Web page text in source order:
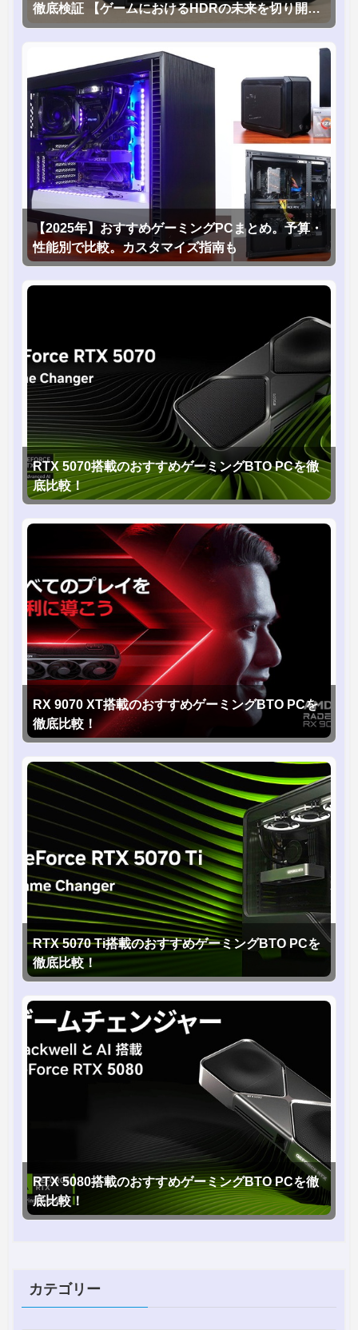
徹底検証 【ゲームにおけるHDRの未来を切り開く
1台！】
【2025年】おすすめゲーミングPCまとめ。予算・
性能別で比較。カスタマイズ指南も
RTX 5070搭載のおすすめゲーミングBTO PCを徹
底比較！
RX 9070 XT搭載のおすすめゲーミングBTO PCを
徹底比較！
RTX 5070 Ti搭載のおすすめゲーミングBTO PCを
徹底比較！
RTX 5080搭載のおすすめゲーミングBTO PCを徹
底比較！
カテゴリー